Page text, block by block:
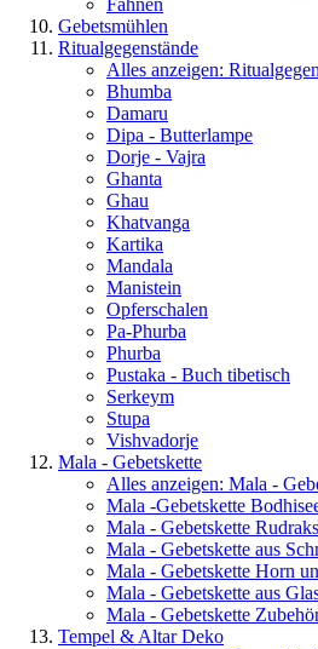
Fahnen
Gebetsmühlen
Ritualgegenstände
Alles anzeigen:
Bhumba
Damaru
Dipa - Butterlampe
Dorje - Vajra
Ghanta
Ghau
Khatvanga
Kartika
Mandala
Manistein
Opferschalen
Pa-Phurba
Phurba
Pustaka - Buch tibetisch
Serkeym
Stupa
Vishvadorje
Mala - Gebetskette
Alles anzeigen: Mala -
Mala -Gebetskette
Mala - Gebetskette
Mala - Gebetskette aus
Mala - Gebetskette Horn
Mala - Gebetskette aus
Mala - Gebetskette
Tempel & Altar Deko